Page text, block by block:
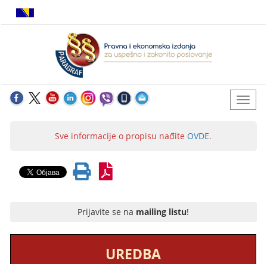
Sve informacije o propisu nađite OVDE.
Prijavite se na mailing listu!
UREDBA